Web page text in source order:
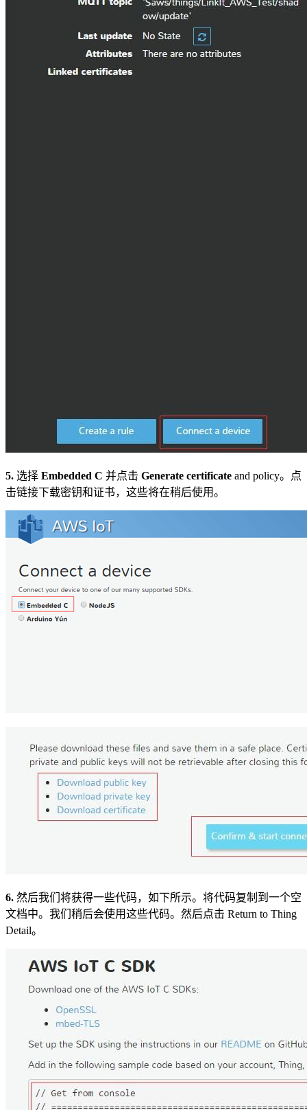
5. 选择 Embedded C 并点击 Generate certificate and policy。点
击链接下载密钥和证书，这些将在稍后使用。
6. 然后我们将获得一些代码，如下所示。将代码复制到一个空
文档中。我们稍后会使用这些代码。然后点击 Return to Thing
Detail。